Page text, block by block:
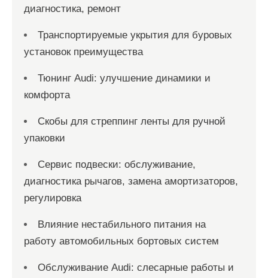
диагностика, ремонт
Транспортируемые укрытия для буровых
установок преимущества
Тюнинг Audi: улучшение динамики и
комфорта
Скобы для стреппинг ленты для ручной
упаковки
Сервис подвески: обслуживание,
диагностика рычагов, замена амортизаторов,
регулировка
Влияние нестабильного питания на
работу автомобильных бортовых систем
Обслуживание Audi: слесарные работы и